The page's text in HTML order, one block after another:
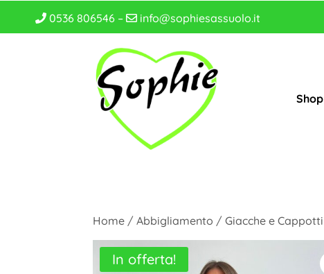
0536 806546 – info@sophiesassuolo.it
Shop
Home /Abbigliamento /Giacche e Cappotti
In offerta!